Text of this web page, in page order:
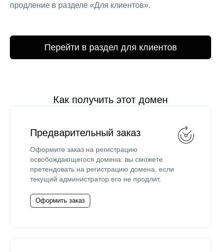
продление в разделе «Для клиентов».
Перейти в раздел для клиентов
Как получить этот домен
Предварительный заказ
Оформите заказ на регистрацию
освобождающегося домена: вы сможете
претендовать на регистрацию домена, если
текущий администратор его не продлит.
Оформить заказ